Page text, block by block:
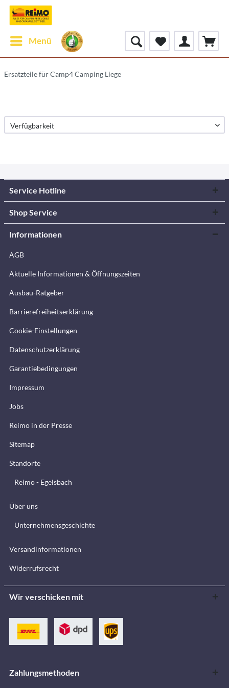
Menü
Ersatzteile für Camp4 Camping Liege
Service Hotline
Shop Service
Informationen
AGB
Aktuelle Informationen & Öffnungszeiten
Ausbau-Ratgeber
Barrierefreiheitserklärung
Cookie-Einstellungen
Datenschutzerklärung
Garantiebedingungen
Impressum
Jobs
Reimo in der Presse
Sitemap
Standorte
Reimo - Egelsbach
Über uns
Unternehmensgeschichte
Versandinformationen
Widerrufsrecht
Wir verschicken mit
Zahlungsmethoden